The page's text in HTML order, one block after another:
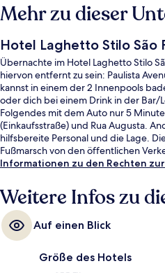
Mehr zu dieser
Hotel Laghetto Stilo São
Übernachte im Hotel Laghetto Stilo
hiervon entfernt zu sein: Paulista
kannst in einem der 2 Innenpools
oder dich bei einem Drink in der
Folgendes mit dem Auto nur 5
(Einkaufsstraße) und Rua Augusta.
hilfsbereite Personal und die Lage.
Fußmarsch von den öffentlichen
läuft man 9 Minuten (Station Paraíso)
Informationen zu den Rechten
Weitere Infos zu
Auf einen Blick
Größe des Hotels